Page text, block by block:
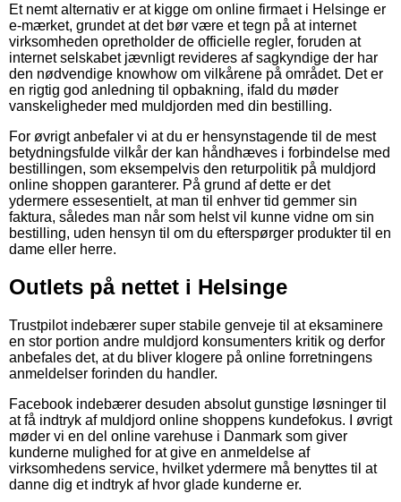
Et nemt alternativ er at kigge om online firmaet i Helsinge er
e-mærket, grundet at det bør være et tegn på at internet
virksomheden opretholder de officielle regler, foruden at
internet selskabet jævnligt revideres af sagkyndige der har
den nødvendige knowhow om vilkårene på området. Det er
en rigtig god anledning til opbakning, ifald du møder
vanskeligheder med muldjorden med din bestilling.
For øvrigt anbefaler vi at du er hensynstagende til de mest
betydningsfulde vilkår der kan håndhæves i forbindelse med
bestillingen, som eksempelvis den returpolitik på muldjord
online shoppen garanterer. På grund af dette er det
ydermere essesentielt, at man til enhver tid gemmer sin
faktura, således man når som helst vil kunne vidne om sin
bestilling, uden hensyn til om du efterspørger produkter til en
dame eller herre.
Outlets på nettet i Helsinge
Trustpilot indebærer super stabile genveje til at eksaminere
en stor portion andre muldjord konsumenters kritik og derfor
anbefales det, at du bliver klogere på online forretningens
anmeldelser forinden du handler.
Facebook indebærer desuden absolut gunstige løsninger til
at få indtryk af muldjord online shoppens kundefokus. I øvrigt
møder vi en del online varehuse i Danmark som giver
kunderne mulighed for at give en anmeldelse af
virksomhedens service, hvilket ydermere må benyttes til at
danne dig et indtryk af hvor glade kunderne er.